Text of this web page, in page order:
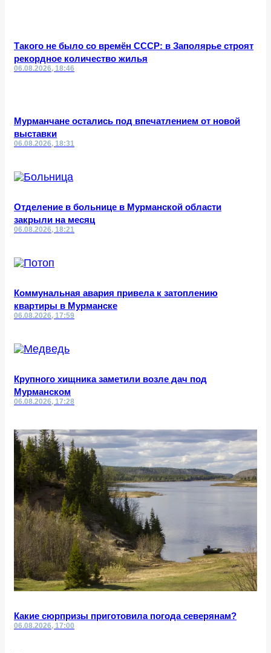
Такого не было со времён СССР: в Заполярье строят
рекордное количество жилья
06.08.2026, 18:46
Мурманчане остались под впечатлением от новой
выставки
06.08.2026, 18:31
Отделение в больнице в Мурманской области
закрыли на месяц
06.08.2026, 18:21
Коммунальная авария привела к затоплению
квартиры в Мурманске
06.08.2026, 17:59
Крупного хищника заметили возле дач под
Мурманском
06.08.2026, 17:28
Какие сюрпризы приготовила погода северянам?
06.08.2026, 17:00